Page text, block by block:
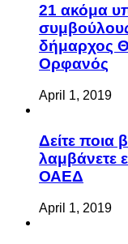
21 ακόμα
δήμαρχος
Ορφανός
April 1, 2019
Δείτε ποια
λαμβάνετε
ΟΑΕΔ
April 1, 2019